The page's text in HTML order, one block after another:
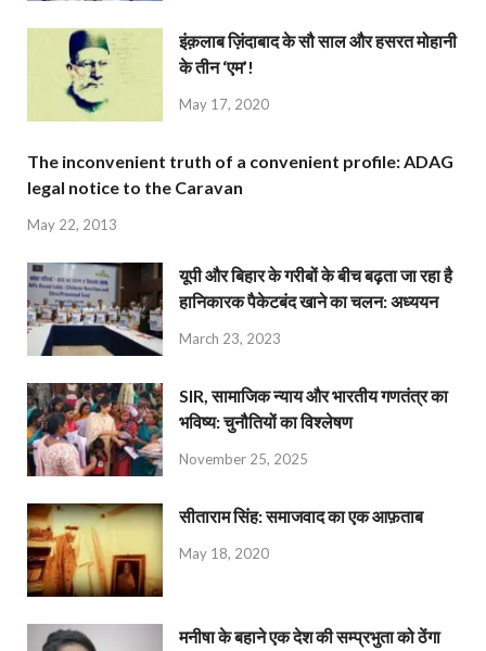
इंक़लाब ज़िंदाबाद के सौ साल और हसरत मोहानी
के तीन ‘एम’!
May 17, 2020
The inconvenient truth of a convenient profile: ADAG
legal notice to the Caravan
May 22, 2013
यूपी और बिहार के गरीबों के बीच बढ़ता जा रहा है
हानिकारक पैकेटबंद खाने का चलन: अध्ययन
March 23, 2023
SIR, सामाजिक न्याय और भारतीय गणतंत्र का
भविष्य: चुनौतियों का विश्लेषण
November 25, 2025
सीताराम सिंह: समाजवाद का एक आफ़ताब
May 18, 2020
मनीषा के बहाने एक देश की सम्प्रभुता को ठेंगा